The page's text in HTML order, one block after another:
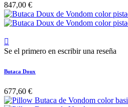
847,00 €

Se el primero en escribir una reseña
Butaca Doux
677,60 €